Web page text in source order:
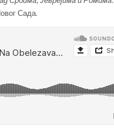
Сада.